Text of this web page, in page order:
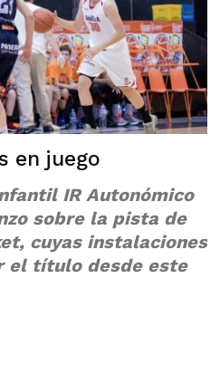
en juego
IR Autonómico
sobre la pista de
cuyas instalaciones
el título desde este